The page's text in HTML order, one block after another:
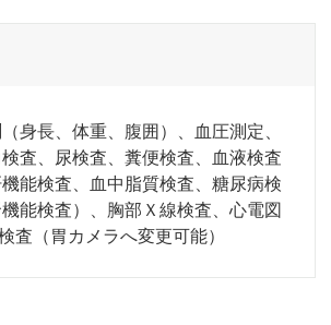
身長、体重、腹囲）、血圧測定、
査、尿検査、糞便検査、
血液検査
機能検査、血中脂質検査、糖尿病検
能検査）、胸部Ｘ線検査、心電図
査（胃カメラへ変更可能）